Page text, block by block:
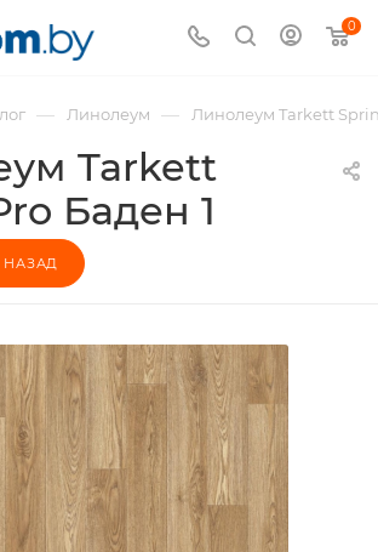
0
— Линолеум — Линолеум Tarkett
Tarkett
Баден 1
НАЗАД